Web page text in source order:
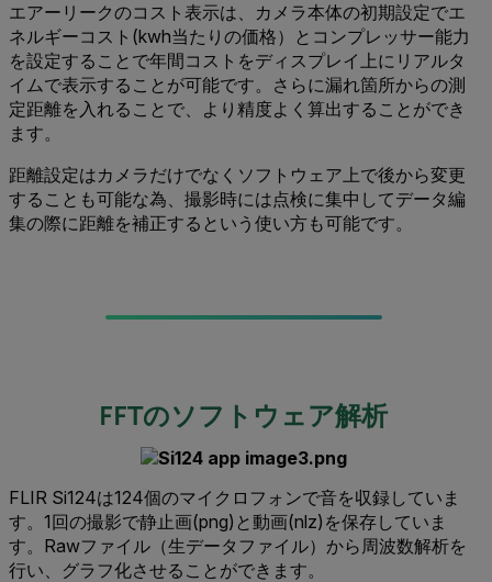
エアーリークのコスト表示は、カメラ本体の初期設定でエ
ネルギーコスト(kwh当たりの価格）とコンプレッサー能力
を設定することで年間コストをディスプレイ上にリアルタ
イムで表示することが可能です。さらに漏れ箇所からの測
定距離を入れることで、より精度よく算出することができ
ます。
距離設定はカメラだけでなくソフトウェア上で後から変更
することも可能な為、撮影時には点検に集中してデータ編
集の際に距離を補正するという使い方も可能です。
FFTのソフトウェア解析
FLIR Si124は124個のマイクロフォンで音を収録していま
す。1回の撮影で静止画(png)と動画(nlz)を保存していま
す。Rawファイル（生データファイル）から周波数解析を
行い、グラフ化させることができます。